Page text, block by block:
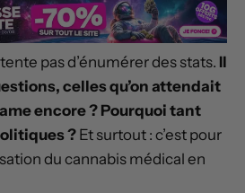
pas d’énumérer des stats. Il
celles qu’on attendait
encore ? Pourquoi tant
? Et surtout : c’est pour
du cannabis médical en